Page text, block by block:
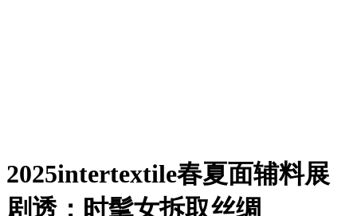
2025intertextile春夏面辅料展
剧透：时髦女拆取丝绸